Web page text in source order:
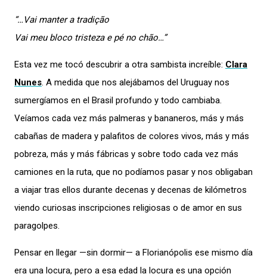
“…Vai manter a tradição
Vai meu bloco tristeza e pé no chão…”
Esta vez me tocó descubrir a otra sambista increíble: Clara
Nunes. A medida que nos alejábamos del Uruguay nos
sumergíamos en el Brasil profundo y todo cambiaba.
Veíamos cada vez más palmeras y bananeros, más y más
cabañas de madera y palafitos de colores vivos, más y más
pobreza, más y más fábricas y sobre todo cada vez más
camiones en la ruta, que no podíamos pasar y nos obligaban
a viajar tras ellos durante decenas y decenas de kilómetros
viendo curiosas inscripciones religiosas o de amor en sus
paragolpes.
Pensar en llegar —sin dormir— a Florianópolis ese mismo día
era una locura, pero a esa edad la locura es una opción